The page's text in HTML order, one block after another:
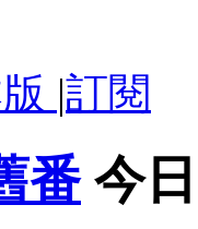
|訂閱
番 今